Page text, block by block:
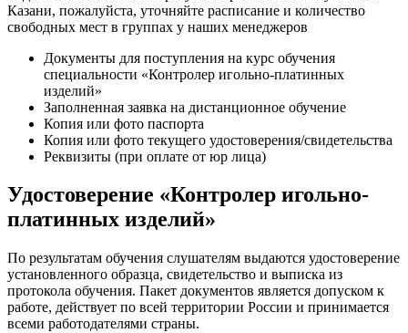
Казани, пожалуйста, уточняйте расписание и количество
свободных мест в группах у наших менеджеров
Документы для поступления на курс обучения
специальности «Контролер игольно-платинных
изделий»
Заполненная заявка на дистанционное обучение
Копия или фото паспорта
Копия или фото текущего удостоверения/свидетельства
Реквизиты (при оплате от юр лица)
Удостоверение «Контролер игольно-
платинных изделий»
По результатам обучения слушателям выдаются удостоверение
установленного образца, свидетельство и выписка из
протокола обучения. Пакет документов является допуском к
работе, действует по всей территории России и принимается
всеми работодателями страны.